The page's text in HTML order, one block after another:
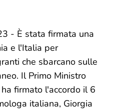
- È stata firmata una
e l'Italia per
che sbarcano sulle
Il Primo Ministro
firmato l'accordo il 6
italiana, Giorgia